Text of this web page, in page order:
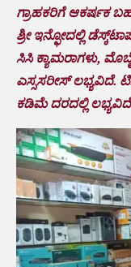
ಗ್ರಾಹಕರಿಗೆ ಆಕರ್ಷಕ
ಶ್ರೀ ಇನ್ಫೋದಲ್ಲಿ
ಸಿಸಿ ಕ್ಯಾಮರಾಗಳು,
ಎಸ್ಸಸರೀಸ್ ಲಭ್ಯವಿದೆ‌.
ಕಡಿಮೆ ದರದಲ್ಲಿ